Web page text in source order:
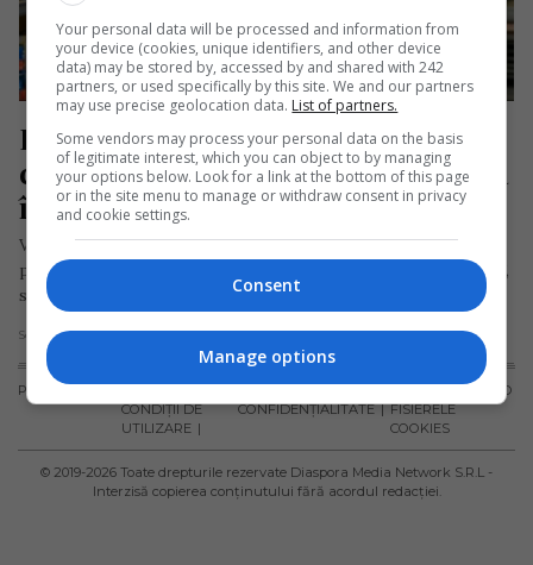
Româncă stabilită în Spania: A
construit o afacere de familie care a
început de la o tavernă locală
Vasilica Popovici, originară din România, a marcat recent
primul an de când a deschis magazinul „A Despensa de Prado”,
situat…
Scris de Daniela Stoica- duminică, 7 iulie 2024
PUBLICITATE
TERMENI ȘI
CONDIȚII DE
UTILIZARE
POLITICA DE
CONFIDENȚIALITATE
POLITICA PRIVIND
FISIERELE
COOKIES
© 2019-2026 Toate drepturile rezervate Diaspora Media Network S.R.L -
Interzisă copierea conținutului fără acordul redacției.
Your personal data will be processed and information from
your device (cookies, unique identifiers, and other device
data) may be stored by, accessed by and shared with 242
partners, or used specifically by this site. We and our partners
may use precise geolocation data. List of partners.
Some vendors may process your personal data on the basis
of legitimate interest, which you can object to by managing
your options below. Look for a link at the bottom of this page
or in the site menu to manage or withdraw consent in privacy
and cookie settings.
Consent
Manage options